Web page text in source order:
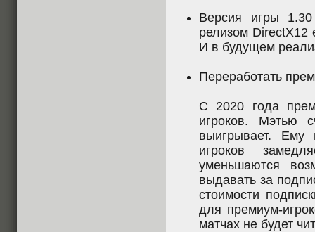
Версия игры
релизом DirectX12
И в будущем
Переработать
С 2020 года
игроков. Мэтью
выигрывает. Ему
игроков
уменьшаются
выдавать за
стоимости
для премиум-
матчах не будет